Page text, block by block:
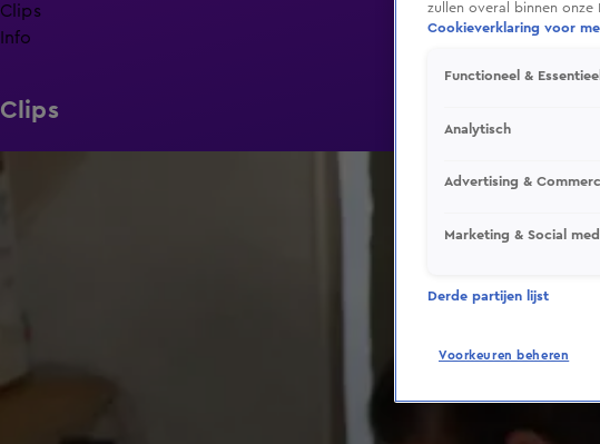
Clips
Info
Clips
zullen overal binnen
Cookieverklaring voor
Functioneel & Essentieel
Analytisch
Advertising &
Marketing & Social
Derde partijen lijst
Voorkeuren beheren